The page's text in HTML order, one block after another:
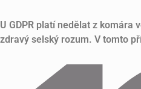
U GDPR platí nedělat z komára
zdravý selský rozum. V tomto